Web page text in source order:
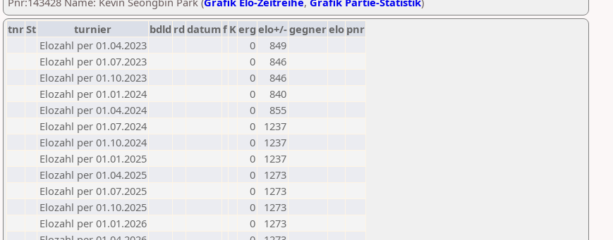
tnrSt turnier bdld rd datumf Kerg elo+/-gegnerelo pnr
Elozahl per 01.04.2023
0
849
Elozahl per 01.07.2023
0
846
Elozahl per 01.10.2023
0
846
Elozahl per 01.01.2024
0
840
Elozahl per 01.04.2024
0
855
Elozahl per 01.07.2024
0
1237
Elozahl per 01.10.2024
0
1237
Elozahl per 01.01.2025
0
1237
Elozahl per 01.04.2025
0
1273
Elozahl per 01.07.2025
0
1273
Elozahl per 01.10.2025
0
1273
Elozahl per 01.01.2026
0
1273